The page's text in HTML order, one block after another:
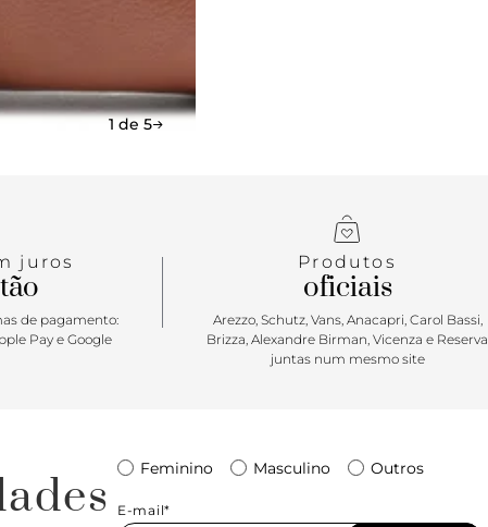
1 de 5
juros
de pagamento:
Pay e Google
Produtos
oficiais
Arezzo, Schutz, Vans, Anacapri, Carol Bassi,
Brizza, Alexandre Birman, Vicenza e Reserva
juntas num mesmo site
Feminino Masculino Outros
E-mail*